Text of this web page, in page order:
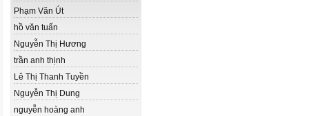
Phạm Văn Út
hồ văn tuấn
Nguyễn Thị Hương
trần anh thịnh
Lê Thị Thanh Tuyền
Nguyễn Thị Dung
nguyễn hoàng anh